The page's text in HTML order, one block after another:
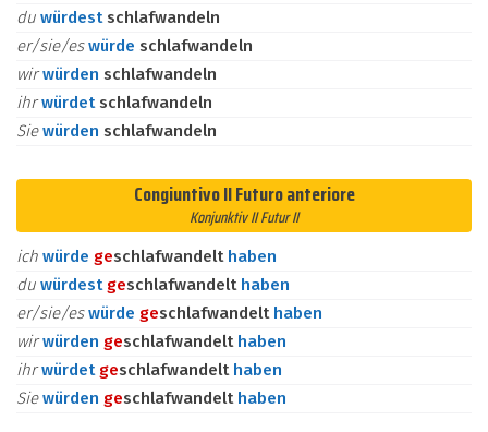
du würdest schlafwandeln
er/sie/eswürde schlafwandeln
wirwürden schlafwandeln
ihrwürdet schlafwandeln
Siewürden schlafwandeln
Congiuntivo II Futuro anteriore
Konjunktiv II Futur II
ich würde geschlafwandelt haben
du würdest geschlafwandelt haben
er/sie/eswürde geschlafwandelt haben
wirwürden geschlafwandelt haben
ihrwürdet geschlafwandelt haben
Siewürden geschlafwandelt haben